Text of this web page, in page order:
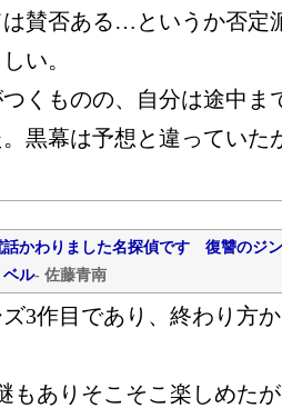
は賛否ある…というか否定
い。
くものの、自分は途中ま
黒幕は予想と違っていた
話かわりました名探偵です 復讐のジ
ベル- 佐藤青南
3作目であり、終わり方
もありそこそこ楽しめた